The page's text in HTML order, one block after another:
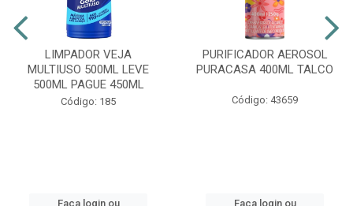
LIMPADOR VEJA
MULTIUSO 500ML LEVE
500ML PAGUE 450ML
Código: 185
Faça login ou
PURIFICADOR AEROSOL
PURACASA 400ML TALCO
Código: 43659
Faça login ou